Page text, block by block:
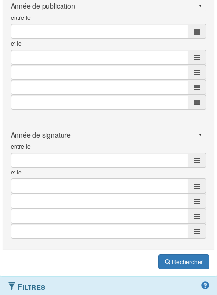
entre le
et le
entre le
et le
Rechercher
Filtres